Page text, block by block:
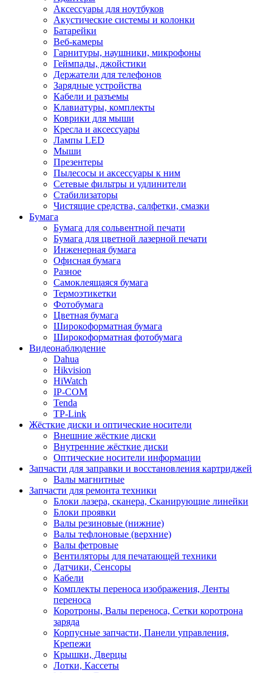
Аксессуары для ноутбуков
Акустические системы и колонки
Батарейки
Веб-камеры
Гарнитуры, наушники, микрофоны
Геймпады, джойстики
Держатели для телефонов
Зарядные устройства
Кабели и разъемы
Клавиатуры, комплекты
Коврики для мыши
Кресла и аксессуары
Лампы LED
Мыши
Презентеры
Пылесосы и аксессуары к ним
Сетевые фильтры и удлинители
Стабилизаторы
Чистящие средства, салфетки, смазки
Бумага
Бумага для сольвентной печати
Бумага для цветной лазерной печати
Инженерная бумага
Офисная бумага
Разное
Самоклеящаяся бумага
Термоэтикетки
Фотобумага
Цветная бумага
Широкоформатная бумага
Широкоформатная фотобумага
Видеонаблюдение
Dahua
Hikvision
HiWatch
IP-COM
Tenda
TP-Link
Жёсткие диски и оптические носители
Внешние жёсткие диски
Внутренние жёсткие диски
Оптические носители информации
Запчасти для заправки и восстановления картриджей
Валы магнитные
Запчасти для ремонта техники
Блоки лазера, сканера, Сканирующие линейки
Блоки проявки
Валы резиновые (нижние)
Валы тефлоновые (верхние)
Валы фетровые
Вентиляторы для печатающей техники
Датчики, Сенсоры
Кабели
Комплекты переноса изображения, Ленты
переноса
Коротроны, Валы переноса, Сетки коротрона
заряда
Корпусные запчасти, Панели управления,
Крепежи
Крышки, Дверцы
Лотки, Кассеты